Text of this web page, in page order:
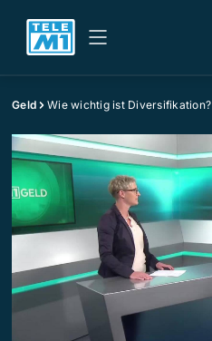
Geld Wie wichtig ist Diversifikation?